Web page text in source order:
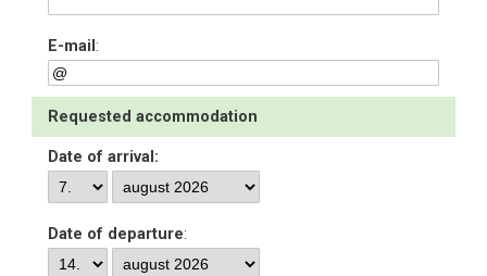
E-mail :
Requested accommodation
Date of arrival:
Date of departure: